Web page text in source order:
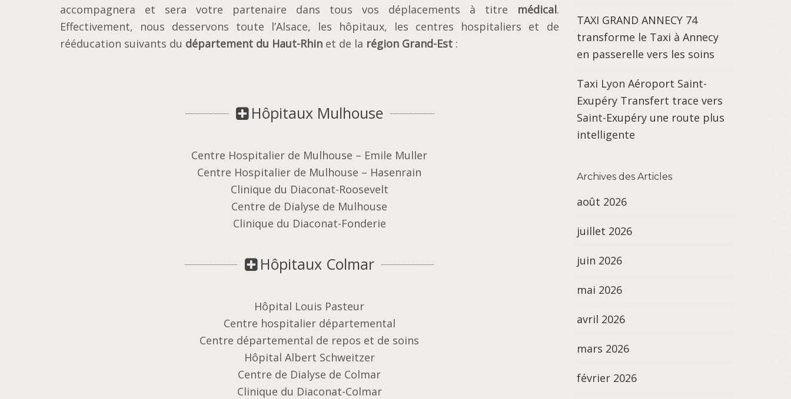
accompagnera et sera votre partenaire dans tous vos déplacements à titre
médical.
Effectivement, nous desservons toute l’Alsace, les hôpitaux, les centres hospitaliers et de
rééducation suivants du département du Haut-Rhin et de la région Grand-Est :
Hôpitaux Mulhouse
Centre Hospitalier de Mulhouse – Emile Muller
Centre Hospitalier de Mulhouse – Hasenrain
Clinique du Diaconat-Roosevelt
Centre de Dialyse de Mulhouse
Clinique du Diaconat-Fonderie
Hôpitaux Colmar
Hôpital Louis Pasteur
Centre hospitalier départemental
Centre départemental de repos et de soins
Hôpital Albert Schweitzer
Centre de Dialyse de Colmar
Clinique du Diaconat-Colmar
TAXI GRAND ANNECY 74
transforme le Taxi à Annecy
en passerelle vers les soins
Taxi Lyon Aéroport Saint-
Exupéry Transfert trace vers
Saint-Exupéry une route plus
intelligente
Archives des Articles
août 2026
juillet 2026
juin 2026
mai 2026
avril 2026
mars 2026
février 2026